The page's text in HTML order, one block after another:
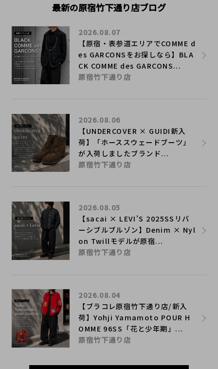
最新の原宿竹下通り店ブログ
【原宿・表参道エリアでCOMME d
es GARCONSをお探しなら】BLA
CK COMME des GARCONS...
2026.08.07
原宿竹下通り店
【UNDERCOVER × GUIDI新入
荷】「ホーススウェードブーツ」
が入荷しましたブランド...
2026.08.06
原宿竹下通り店
【sacai × LEVI'S 2025SSリバ
ーシブルブルゾン】Denim × Nyl
on Twillモデルが原宿...
2026.08.05
原宿竹下通り店
【ブラコレ原宿竹下通り店/新入
荷】Yohji Yamamoto POUR H
OMME 96SS「花と少年期」...
2026.08.04
原宿竹下通り店